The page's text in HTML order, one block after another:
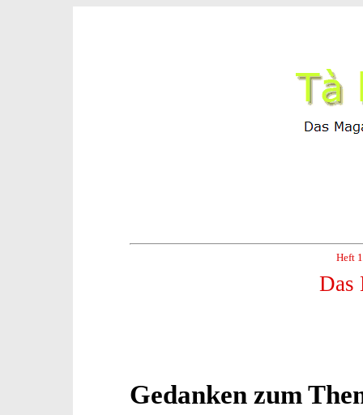
Heft
Das
Gedanken zum